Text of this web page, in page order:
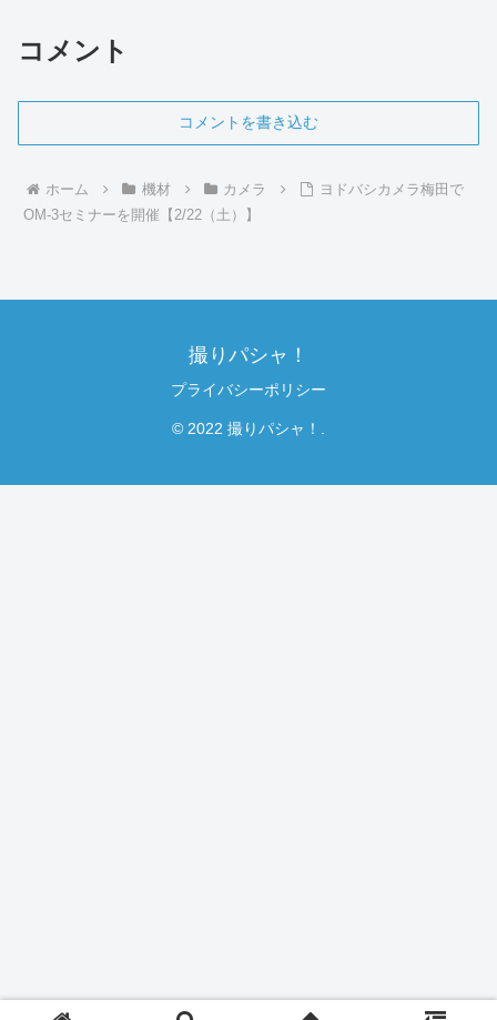
コメント
コメントを書き込む
ホーム 機材 カメラ
ヨドバシカメラ梅田で
OM-3セミナーを開催【2/22（土）】
撮りパシャ！
プライバシーポリシー
© 2022 撮りパシャ！.